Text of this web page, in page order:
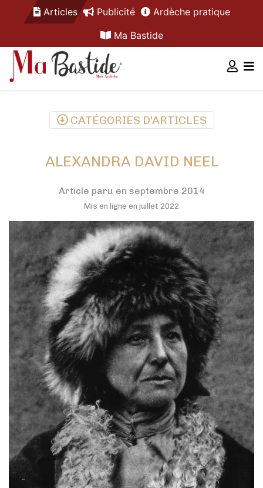
Articles Publicité
Ardèche pratique
Ma Bastide
CATÉGORIES D'ARTICLES
ALEXANDRA DAVID NEEL
Article paru en septembre 2014
Mis en ligne en juillet 2022